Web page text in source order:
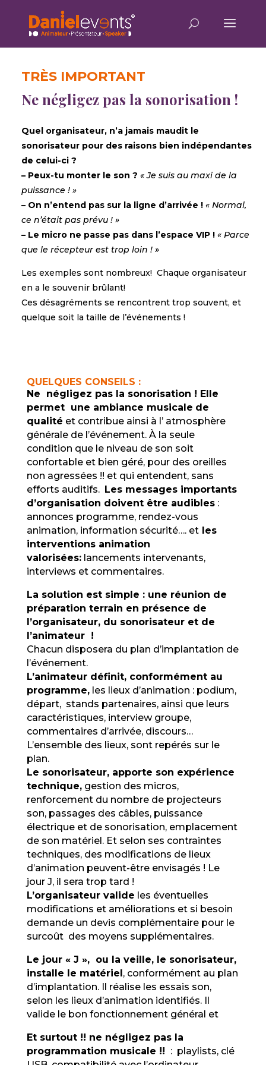
TRÈS IMPORTANT
Ne négligez pas la sonorisation !
Quel organisateur, n’a jamais maudit le
sonorisateur pour des raisons bien indépendantes
de celui-ci ?
– Peux-tu monter le son ? « Je suis au maxi de la
puissance ! »
– On n’entend pas sur la ligne d’arrivée ! « Normal,
ce n’était pas prévu ! »
– Le micro ne passe pas dans l’espace VIP !« Parce
que le récepteur est trop loin ! »
Les exemples sont nombreux! Chaque organisateur
en a le souvenir brûlant!
Ces désagréments se rencontrent trop souvent, et
quelque soit la taille de l’événements !
QUELQUES CONSEILS :
Ne négligez pas la sonorisation ! Elle
permet une ambiance musicale de
qualité et contribue ainsi à l’ atmosphère
générale de l’événement. À la seule
condition que le niveau de son soit
confortable et bien géré, pour des oreilles
non agressées !! et qui entendent, sans
efforts auditifs. Les messages importants
d’organisation doivent être audibles :
annonces programme, rendez-vous
animation, information sécurité…. et les
interventions animation
valorisées: lancements intervenants,
interviews et commentaires.
La solution est simple :une réunion de
préparation terrain en présence de
l’organisateur, du sonorisateur et de
l’animateur !
Chacun disposera du plan d’implantation de
l’événement.
L’animateur définit, conformément au
programme, les lieux d’animation : podium,
départ, stands partenaires, ainsi que leurs
caractéristiques, interview groupe,
commentaires d’arrivée, discours…
L’ensemble des lieux, sont repérés sur le
plan.
Le sonorisateur, apporte son expérience
technique, gestion des micros,
renforcement du nombre de projecteurs
son, passages des câbles, puissance
électrique et de sonorisation, emplacement
de son matériel. Et selon ses contraintes
techniques, des modifications de lieux
d’animation peuvent-être envisagés ! Le
jour J, il sera trop tard !
L’organisateur valide les éventuelles
modifications et améliorations et si besoin
demande un devis complémentaire pour le
surcoût des moyens supplémentaires.
Le jour « J », ou la veille, le sonorisateur,
installe le matériel, conformément au plan
d’implantation. Il réalise les essais son,
selon les lieux d’animation identifiés. Il
valide le bon fonctionnement général et
Et surtout !! ne négligez pas la
programmation musicale !! : playlists, clé